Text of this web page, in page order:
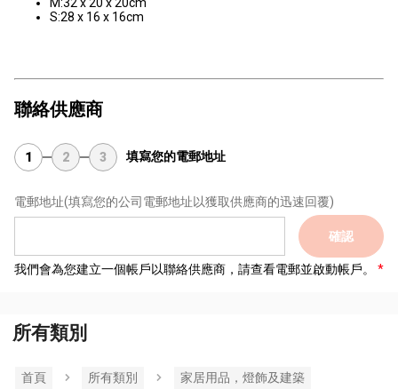
S:28 x 16 x 16cm
聯絡供應商
1 2 3 填寫您的電郵地址
電郵地址(填寫您的公司電郵地址以獲取供應商的迅速回覆)
確認
我們會為您建立一個帳戶以聯絡供應商，請查看電郵並啟動帳戶。
所有類別
首頁 所有類別 家居用品，燈飾及建築